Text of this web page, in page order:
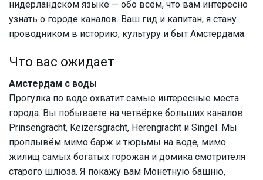
нидерландском языке — обо всём, что вам интересно
узнать о городе каналов. Ваш гид и капитан, я стану
проводником в историю, культуру и быт Амстердама.
Что вас ожидает
Амстердам с воды
Прогулка по воде охватит самые интересные места
города. Вы побываете на четвёрке больших каналов
Prinsengracht, Keizersgracht, Herengracht и Singel. Мы
проплывём мимо барж и тюрьмы на воде, мимо
жилищ самых богатых горожан и домика смотрителя
старого шлюза. Я покажу вам Монетную башню,